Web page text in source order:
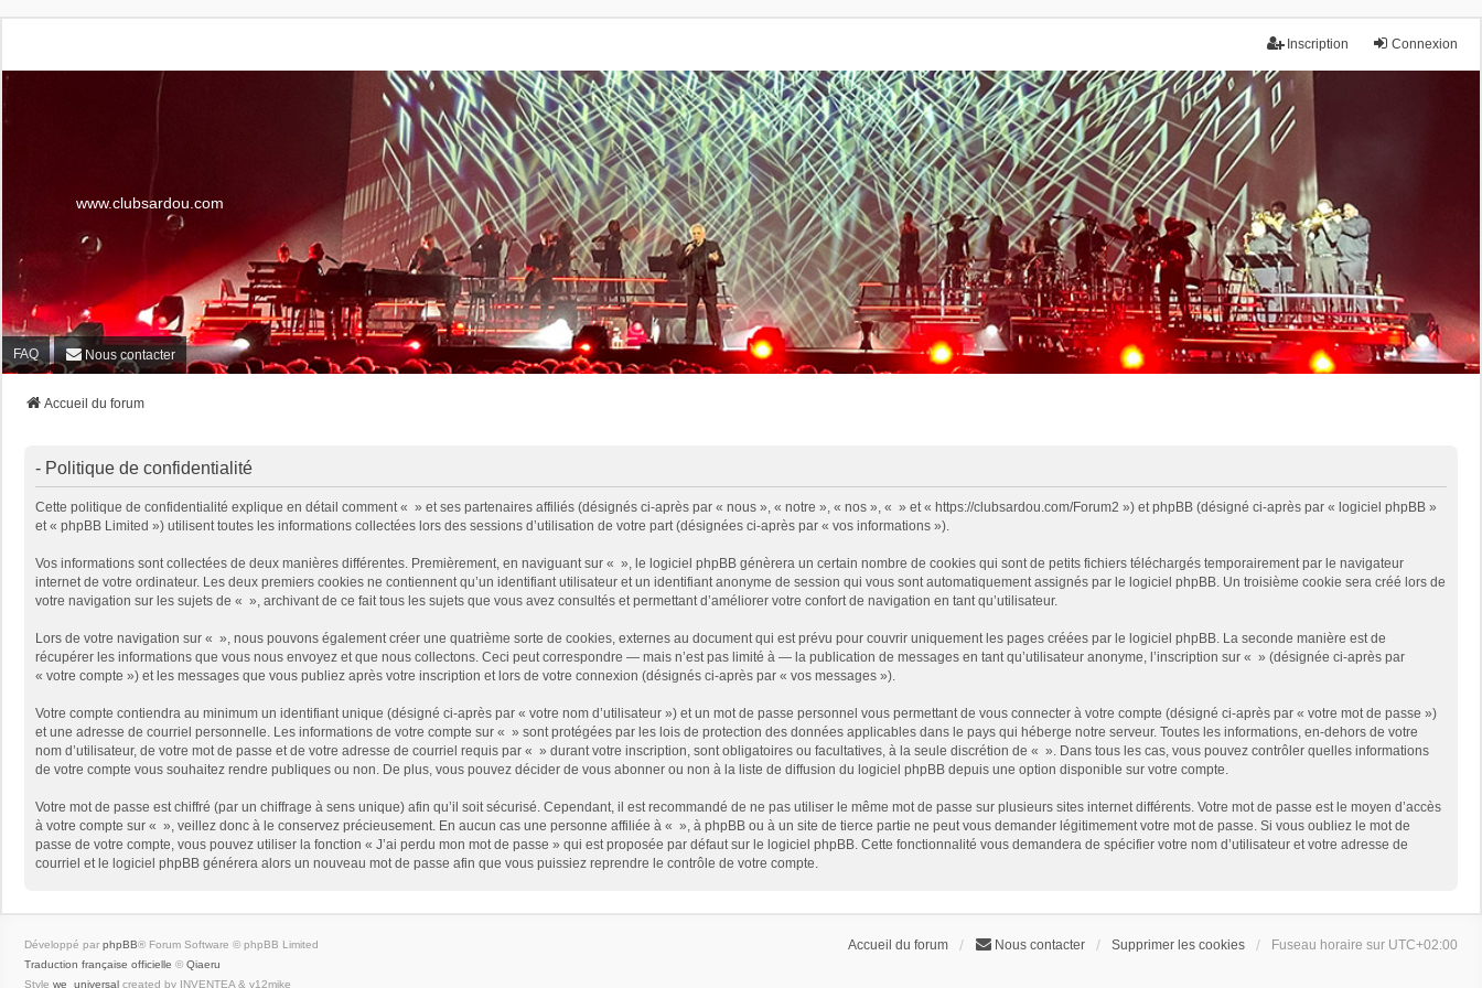
Connexion
Inscription
www.clubsardou.com
FAQ Nous contacter
Accueil du forum
- Politique de confidentialité
Cette politique de confidentialité explique en détail comment « » et ses partenaires affiliés (désignés ci-après par « nous », « notre », « nos », « » et « https://clubsardou.com/Forum2 ») et phpBB (désigné ci-après par « logiciel phpBB »
et « phpBB Limited ») utilisent toutes les informations collectées lors des sessions d’utilisation de votre part (désignées ci-après par « vos informations »).
Vos informations sont collectées de deux manières différentes. Premièrement, en naviguant sur « », le logiciel phpBB génèrera un certain nombre de cookies qui sont de petits fichiers téléchargés temporairement par le navigateur
internet de votre ordinateur. Les deux premiers cookies ne contiennent qu’un identifiant utilisateur et un identifiant anonyme de session qui vous sont automatiquement assignés par le logiciel phpBB. Un troisième cookie sera créé lors de
votre navigation sur les sujets de « », archivant de ce fait tous les sujets que vous avez consultés et permettant d’améliorer votre confort de navigation en tant qu’utilisateur.
Lors de votre navigation sur « », nous pouvons également créer une quatrième sorte de cookies, externes au document qui est prévu pour couvrir uniquement les pages créées par le logiciel phpBB. La seconde manière est de
récupérer les informations que vous nous envoyez et que nous collectons. Ceci peut correspondre — mais n’est pas limité à — la publication de messages en tant qu’utilisateur anonyme, l’inscription sur « » (désignée ci-après par
« votre compte ») et les messages que vous publiez après votre inscription et lors de votre connexion (désignés ci-après par « vos messages »).
Votre compte contiendra au minimum un identifiant unique (désigné ci-après par « votre nom d’utilisateur ») et un mot de passe personnel vous permettant de vous connecter à votre compte (désigné ci-après par « votre mot de passe »)
et une adresse de courriel personnelle. Les informations de votre compte sur « » sont protégées par les lois de protection des données applicables dans le pays qui héberge notre serveur. Toutes les informations, en-dehors de votre
nom d’utilisateur, de votre mot de passe et de votre adresse de courriel requis par « » durant votre inscription, sont obligatoires ou facultatives, à la seule discrétion de « ». Dans tous les cas, vous pouvez contrôler quelles informations
de votre compte vous souhaitez rendre publiques ou non. De plus, vous pouvez décider de vous abonner ou non à la liste de diffusion du logiciel phpBB depuis une option disponible sur votre compte.
Votre mot de passe est chiffré (par un chiffrage à sens unique) afin qu’il soit sécurisé. Cependant, il est recommandé de ne pas utiliser le même mot de passe sur plusieurs sites internet différents. Votre mot de passe est le moyen d’accès
à votre compte sur « », veillez donc à le conservez précieusement. En aucun cas une personne affiliée à « », à phpBB ou à un site de tierce partie ne peut vous demander légitimement votre mot de passe. Si vous oubliez le mot de
passe de votre compte, vous pouvez utiliser la fonction « J’ai perdu mon mot de passe » qui est proposée par défaut sur le logiciel phpBB. Cette fonctionnalité vous demandera de spécifier votre nom d’utilisateur et votre adresse de
courriel et le logiciel phpBB générera alors un nouveau mot de passe afin que vous puissiez reprendre le contrôle de votre compte.
Accueil du forum Nous contacter Supprimer les cookies Fuseau horaire sur UTC+02:00
Développé par phpBB® Forum Software © phpBB Limited
Traduction française officielle © Qiaeru
Style we_universal created by INVENTEA & v12mike